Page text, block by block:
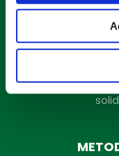
É possibile la